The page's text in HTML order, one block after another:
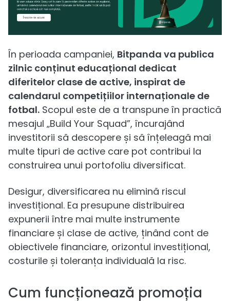
În perioada campaniei, Bitpanda va publica
zilnic conținut educațional dedicat
diferitelor clase de active, inspirat de
calendarul competițiilor internaționale de
fotbal. Scopul este de a transpune în practică
mesajul „Build Your Squad”, încurajând
investitorii să descopere și să înțeleagă mai
multe tipuri de active care pot contribui la
construirea unui portofoliu diversificat.
Desigur, diversificarea nu elimină riscul
investițional. Ea presupune distribuirea
expunerii între mai multe instrumente
financiare și clase de active, ținând cont de
obiectivele financiare, orizontul investițional,
costurile și toleranța individuală la risc.
Cum funcționează promoția